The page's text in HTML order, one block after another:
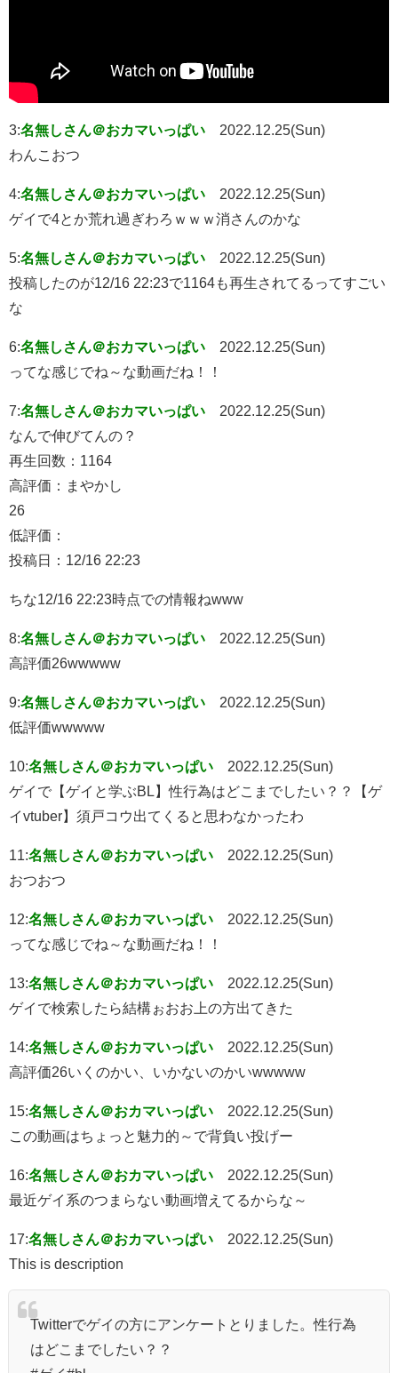
3:名無しさん＠おカマいっぱい
2022.12.25(Sun)
わんこおつ
4:名無しさん＠おカマいっぱい
2022.12.25(Sun)
ゲイで4とか荒れ過ぎわろｗｗｗ消さんのかな
5:名無しさん＠おカマいっぱい
2022.12.25(Sun)
投稿したのが12/16 22:23で1164も再生されてるってすごい
な
6:名無しさん＠おカマいっぱい
2022.12.25(Sun)
ってな感じでね～な動画だね！！
7:名無しさん＠おカマいっぱい
2022.12.25(Sun)
なんで伸びてんの？
再生回数：1164
高評価：まやかし
26
低評価：
投稿日：12/16 22:23
ちな12/16 22:23時点での情報ねwww
8:名無しさん＠おカマいっぱい
2022.12.25(Sun)
高評価26wwwww
9:名無しさん＠おカマいっぱい
2022.12.25(Sun)
低評価wwwww
10:名無しさん＠おカマいっぱい
2022.12.25(Sun)
ゲイで【ゲイと学ぶBL】性行為はどこまでしたい？？【ゲ
イvtuber】須戸コウ出てくると思わなかったわ
11:名無しさん＠おカマいっぱい
2022.12.25(Sun)
おつおつ
12:名無しさん＠おカマいっぱい
2022.12.25(Sun)
ってな感じでね～な動画だね！！
13:名無しさん＠おカマいっぱい
2022.12.25(Sun)
ゲイで検索したら結構ぉおお上の方出てきた
14:名無しさん＠おカマいっぱい
2022.12.25(Sun)
高評価26いくのかい、いかないのかいwwwww
15:名無しさん＠おカマいっぱい
2022.12.25(Sun)
この動画はちょっと魅力的～で背負い投げー
16:名無しさん＠おカマいっぱい
2022.12.25(Sun)
最近ゲイ系のつまらない動画増えてるからな～
17:名無しさん＠おカマいっぱい
2022.12.25(Sun)
This is description
Twitterでゲイの方にアンケートとりました。性行為
はどこまでしたい？？